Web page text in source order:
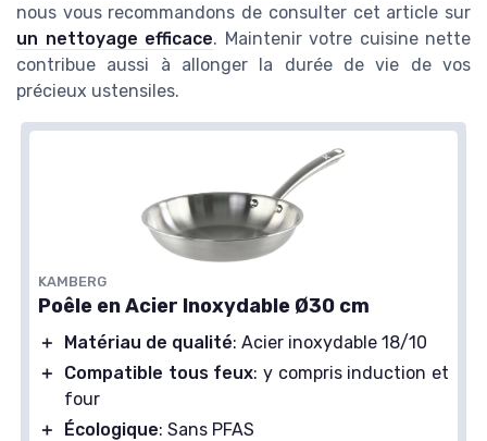
nous vous recommandons de consulter cet article sur
un nettoyage efficace. Maintenir votre cuisine nette
contribue aussi à allonger la durée de vie de vos
précieux ustensiles.
KAMBERG
Poêle en Acier Inoxydable Ø30 cm
＋ Matériau de qualité: Acier inoxydable 18/10
＋
Compatible tous feux: y compris induction et
four
＋
Écologique: Sans PFAS